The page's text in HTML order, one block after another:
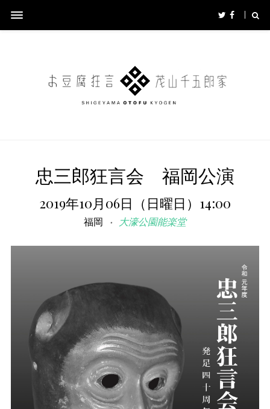
忠三郎狂言会 福岡公演
2019年10月06日（日曜日）14:00
福岡 大濠公園能楽堂